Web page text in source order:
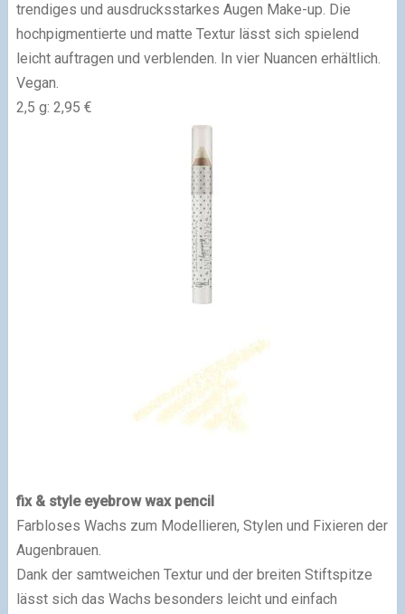
trendiges und ausdrucksstarkes Augen Make-up. Die
hochpigmentierte und matte Textur lässt sich spielend
leicht auftragen und verblenden. In vier Nuancen erhältlich.
Vegan.
2,5 g: 2,95 €
fix & style eyebrow wax pencil
Farbloses Wachs zum Modellieren, Stylen und Fixieren der
Augenbrauen.
Dank der samtweichen Textur und der breiten Stiftspitze
lässt sich das Wachs besonders leicht und einfach